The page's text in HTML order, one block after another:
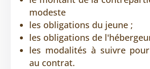
modeste
les obligations du jeune ;
les obligations de
les modalités à suivre
au contrat.